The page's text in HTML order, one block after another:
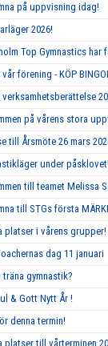
på uppvisning idag!
2026!
Top Gymnastics har
förening - KÖP
verksamhetsberättelse
på vårens stora
till Årsmöte 26 mars
under
till teamet Melissa
till STGs första
platser i vårens grupper!
dag 11 januari
gymnastik?
& Gott Nytt År !
denna termin!
platser till vårterminen